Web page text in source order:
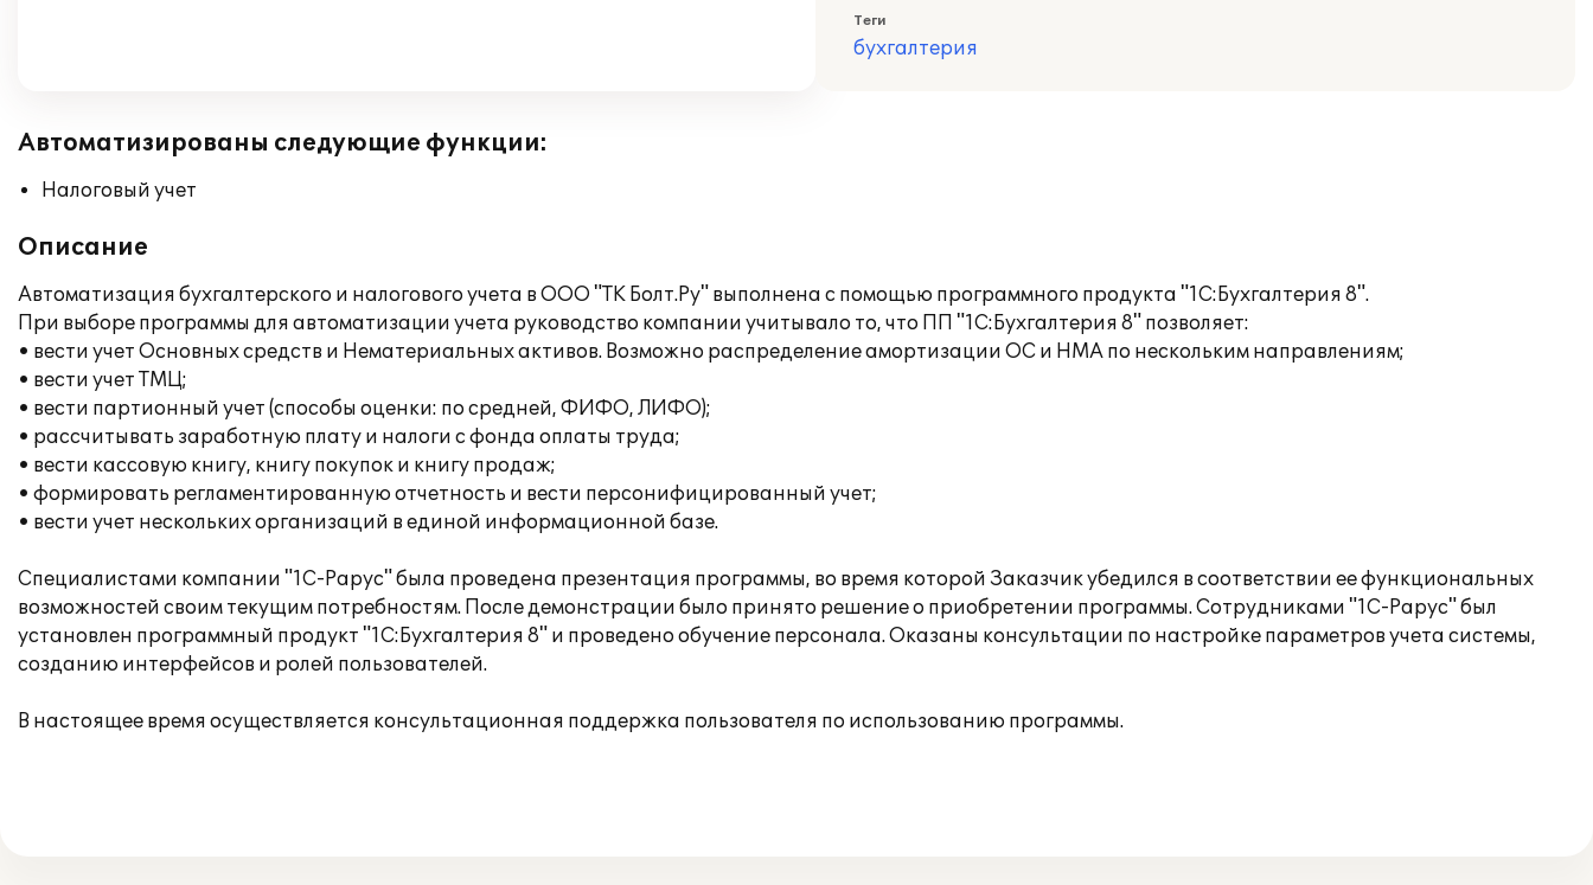
Теги
бухгалтерия
Автоматизированы следующие функции:
Налоговый учет
Описание
Автоматизация бухгалтерского и налогового учета в ООО "ТК Болт.Ру" выполнена с помощью программного продукта "1С:Бухгалтерия 8".
При выборе программы для автоматизации учета руководство компании учитывало то, что ПП "1С:Бухгалтерия 8" позволяет:
• вести учет Основных средств и Нематериальных активов. Возможно распределение амортизации ОС и НМА по нескольким направлениям;
• вести учет ТМЦ;
• вести партионный учет (способы оценки: по средней, ФИФО, ЛИФО);
• рассчитывать заработную плату и налоги с фонда оплаты труда;
• вести кассовую книгу, книгу покупок и книгу продаж;
• формировать регламентированную отчетность и вести персонифицированный учет;
• вести учет нескольких организаций в единой информационной базе.
Специалистами компании "1С-Рарус" была проведена презентация программы, во время которой Заказчик убедился в соответствии ее функциональных
возможностей своим текущим потребностям. После демонстрации было принято решение о приобретении программы. Сотрудниками "1С-Рарус" был
установлен программный продукт "1С:Бухгалтерия 8" и проведено обучение персонала. Оказаны консультации по настройке параметров учета системы,
созданию интерфейсов и ролей пользователей.
В настоящее время осуществляется консультационная поддержка пользователя по использованию программы.